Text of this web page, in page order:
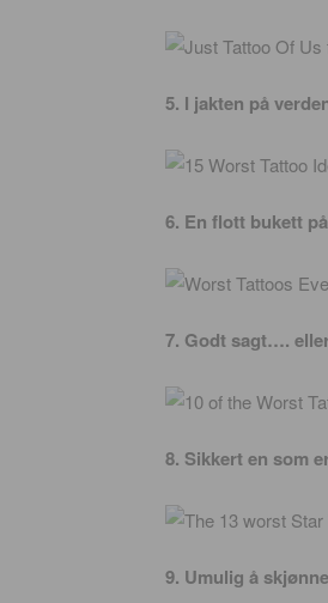
5. I jakten på
6. En flott bukett
7. Godt sagt….
8. Sikkert en som
9. Umulig å